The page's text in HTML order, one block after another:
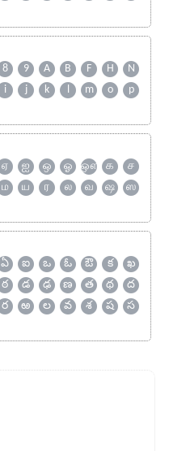
8 9 A B F H
N
i j k l m o
p
ஏ ஐ ஒ ஓ ஔ க
ச
ம ய ர ல வ ஷ
ஸ
ఏ ఐ ఒ ఓ ఔ క
ఖ
ఠ డ ఢ ణ త థ
ద
ర ఱ ల వ శ ష
స